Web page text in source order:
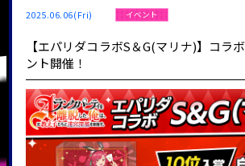
2025.06.06(Fri) イベント
【エパリダコラボS＆G(マリナ)】コラ
ント開催！